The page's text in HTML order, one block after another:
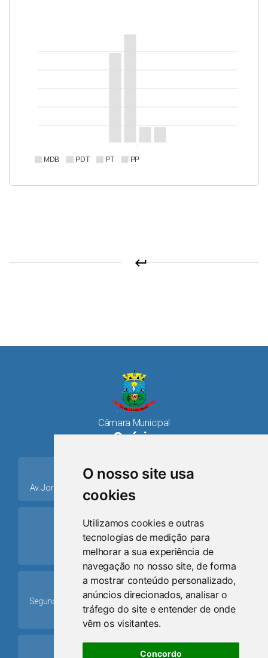
O nosso site usa
cookies
Utilizamos cookies e outras
tecnologias de medição para
melhorar a sua experiência de
navegação no nosso site, de forma
a mostrar conteúdo personalizado,
anúncios direcionados, analisar o
tráfego do site e entender de onde
vêm os visitantes.
Concordo
MDB PDT PT PP
keyboard_return
Câmara Municipal
Osório
place
Av. Jorge Dariva, 1211, Centro CEP: 95520.000 - Osório/RS
ring_volume
Telefone
(51) 9 8024-0884
Schedule
Segunda-feira a Sexta-feira: 08h às 12h e das 13h30min às
17h30min
mail